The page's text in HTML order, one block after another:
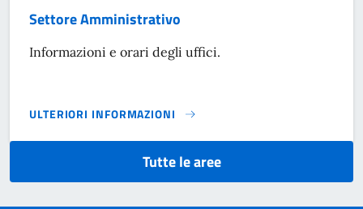
Settore Amministrativo
Informazioni e orari degli uffici.
ULTERIORI INFORMAZIONI
SETTORE AMMINISTRATIVO}
Tutte le aree